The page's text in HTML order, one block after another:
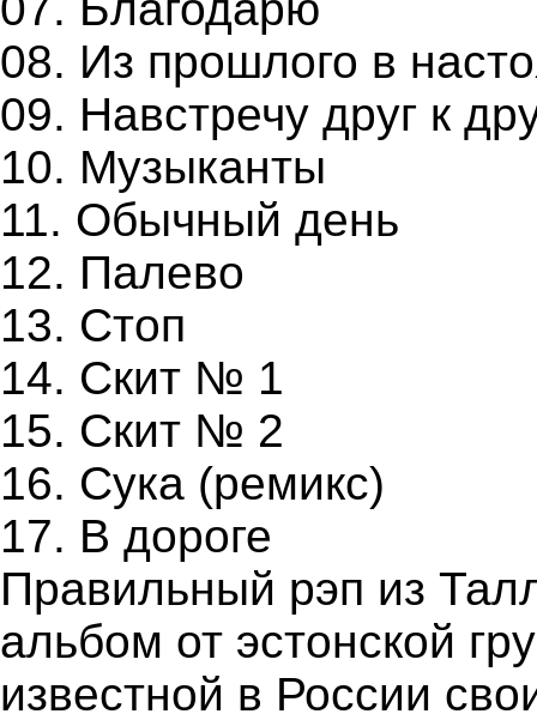
08. Из прошлого в
09. Навстречу друг к
10. Музыканты
11. Обычный день
12. Палево
13. Стоп
14. Скит № 1
15. Скит № 2
16. Сука (ремикс)
17. В дороге
Правильный рэп из
альбом от эстонской
известной в России